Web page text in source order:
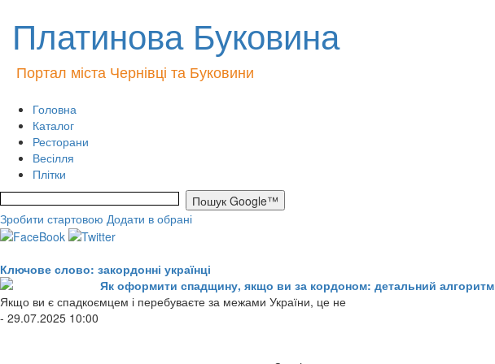
Платинова Буковина
Портал міста Чернівці та Буковини
Головна
Каталог
Ресторани
Весілля
Плітки
Зробити стартовою Додати в обрані
Ключове слово: закордонні українці
Як оформити спадщину, якщо ви за кордоном: детальний алгоритм
Якщо ви є спадкоємцем і перебуваєте за межами України, це не
- 29.07.2025 10:00